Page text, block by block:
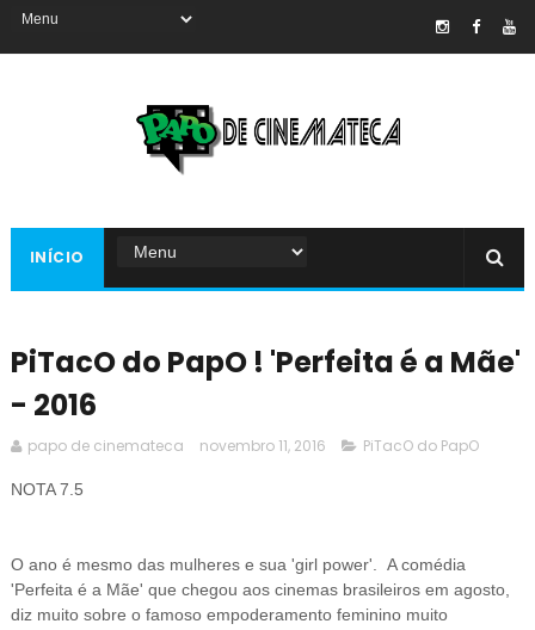
INÍCIO
PiTacO do PapO ! 'Perfeita é a Mãe'
- 2016
papo de cinemateca novembro 11, 2016 PiTacO do PapO
NOTA 7 .5
O ano é mesmo das mulheres e sua 'girl power'. A comédia
'Perfeita é a Mãe' que chegou aos cinemas brasileiros em agosto,
diz muito sobre o famoso empoderamento feminino muito